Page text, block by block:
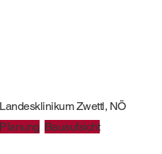
Landesklinikum Zwettl, NÖ
Planung Bauaufsicht